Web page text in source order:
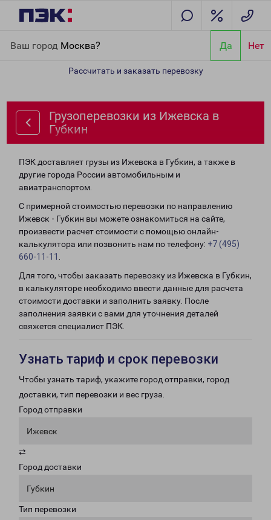
Ваш город Москва? Да Нет
Рассчитать и заказать перевозку
Грузоперевозки из Ижевска в
Губкин
ПЭК доставляет грузы из Ижевска в Губкин, а также в
другие города России автомобильным и
авиатранспортом.
С примерной стоимостью перевозки по направлению
Ижевск - Губкин вы можете ознакомиться на сайте,
произвести расчет стоимости с помощью онлайн-
калькулятора или позвонить нам по телефону: +7 (495)
660-11-11
Для того, чтобы заказать перевозку из Ижевска в Губкин,
в калькуляторе необходимо ввести данные для расчета
стоимости доставки и заполнить заявку. После
заполнения заявки с вами для уточнения деталей
свяжется специалист ПЭК.
Узнать тариф и срок перевозки
Чтобы узнать тариф, укажите город отправки, город
доставки, тип перевозки и вес груза.
Город отправки
Ижевск
⇄
Город доставки
Губкин
Тип перевозки